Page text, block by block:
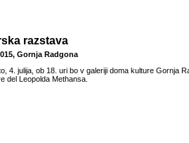
razstava
Gornja Radgona
4. julija, ob 18. uri bo v galeriji doma kulture Gornja
del Leopolda Methansa.